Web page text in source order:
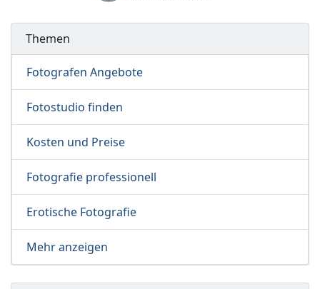
Themen
Fotografen Angebote
Fotostudio finden
Kosten und Preise
Fotografie professionell
Erotische Fotografie
Mehr anzeigen